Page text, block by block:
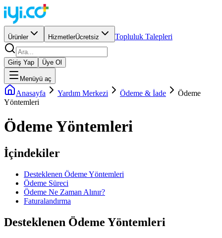
Ürünler HizmetlerÜcretsiz Topluluk Talepleri
Giriş Yap Üye Ol
Menüyü aç
Anasayfa Yardım Merkezi Ödeme & İade
Ödeme
Yöntemleri
Ödeme Yöntemleri
İçindekiler
Desteklenen Ödeme Yöntemleri
Ödeme Süreci
Ödeme Ne Zaman Alınır?
Faturalandırma
Desteklenen Ödeme Yöntemleri